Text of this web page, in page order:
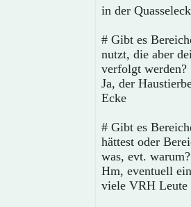
in der
# Gibt es
nutzt, die aber
verfolgt werden?
Ja, der
Ecke
# Gibt es
hättest oder
was, evt. warum?
Hm, eventuell
viele VRH Leute